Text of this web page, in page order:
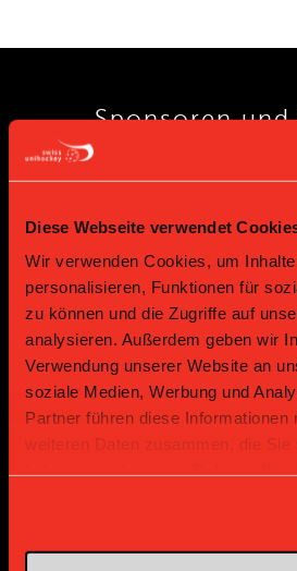
Diese Webseite verwendet
Wir verwenden Cookies, um
personalisieren, Funktionen für
zu können und die Zugriffe auf
analysieren. Außerdem geben wir
Verwendung unserer Website an
soziale Medien, Werbung und
Partner führen diese Informationen
weiteren Daten zusammen, die Sie
Sponsoren und
Platin Partner
Gold Partner